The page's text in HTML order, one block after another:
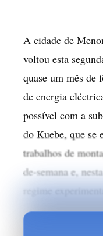
A cidade de
voltou esta
quase um mês de
de energia
possível com a
do Kuebe, que se
trabalhos de
de-semana e,
regime